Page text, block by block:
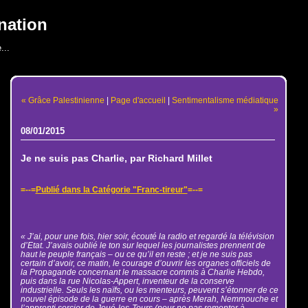
« Grâce Palestinienne | Page d'accueil | Sentimentalisme médiatique
»
08/01/2015
Je ne suis pas Charlie, par Richard Millet
=--=Publié dans la Catégorie "Franc-tireur"=--=
« J’ai, pour une fois, hier soir, écouté la radio et regardé la télévision
d’Etat. J’avais oublié le ton sur lequel les journalistes prennent de
haut le peuple français – ou ce qu’il en reste ; et je ne suis pas
certain d’avoir, ce matin, le courage d’ouvrir les organes officiels de
la Propagande concernant le massacre commis à Charlie Hebdo,
puis dans la rue Nicolas-Appert, inventeur de la conserve
industrielle. Seuls les naïfs, ou les menteurs, peuvent s’étonner de ce
nouvel épisode de la guerre en cours – après Merah, Nemmouche et